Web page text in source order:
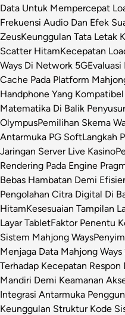
Data Untuk Mempercepat
Frekuensi Audio Dan Efek
ZeusKeunggulan Tata Letak
Scatter HitamKecepatan
Ways Di Network 5G
Cache Pada Platform
Handphone Yang
Matematika Di Balik
OlympusPemilihan Skema
Antarmuka PG SoftLangkah
Jaringan Server Live Kasino
Rendering Pada Engine
Bebas Hambatan Demi
Pengolahan Citra Digital Di
HitamKesesuaian Tampilan
Layar TabletFaktor Penentu
Sistem Mahjong Ways
Menjaga Data Mahjong Ways
Terhadap Kecepatan Respon
Mandiri Demi Keamanan
Integrasi Antarmuka
Keunggulan Struktur Kode